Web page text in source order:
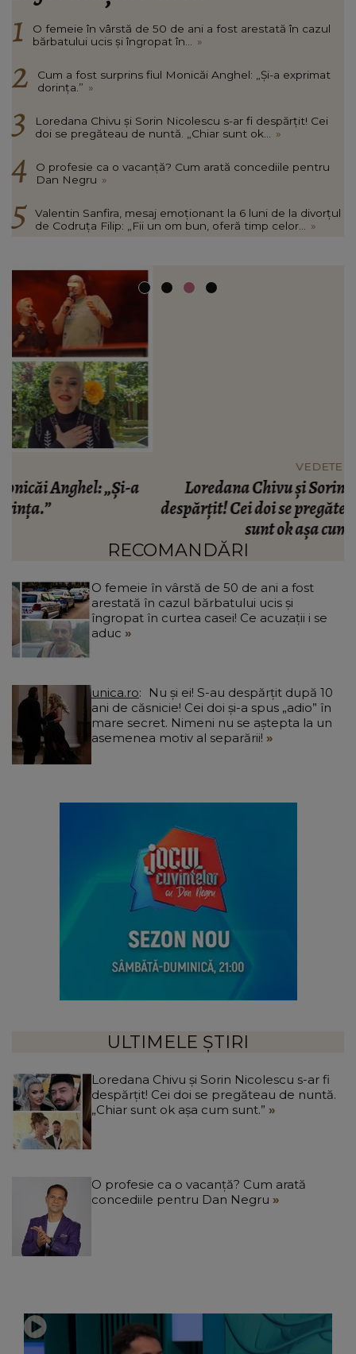
O femeie în vârstă de 50 de ani a fost arestată în cazul
bărbatului ucis și îngropat în... »
Cum a fost surprins fiul Monicăi Anghel: „Și-a exprimat
dorința.” »
Loredana Chivu și Sorin Nicolescu s-ar fi despărțit! Cei
doi se pregăteau de nuntă. „Chiar sunt ok... »
O profesie ca o vacanță? Cum arată concediile pentru
Dan Negru »
Valentin Sanfira, mesaj emoționant la 6 luni de la divorțul
de Codruța Filip: „Fii un om bun, oferă timp celor... »
Loredana Chivu și Sorin Nicolescu s-ar fi
despărțit! Cei doi se pregăteau de nuntă. „Chiar
sunt ok așa cum sunt.”
RECOMANDĂRI
O femeie în vârstă de 50 de ani a fost
arestată în cazul bărbatului ucis și
îngropat în curtea casei! Ce acuzații i se
aduc
unica.ro
ani de căsnicie! Cei doi și-a spus „adio” în
mare secret. Nimeni nu se aștepta la un
asemenea motiv al separării!
ULTIMELE ȘTIRI
Loredana Chivu și Sorin Nicolescu s-ar fi
despărțit! Cei doi se pregăteau de nuntă.
„Chiar sunt ok așa cum sunt.”
O profesie ca o vacanță? Cum arată
concediile pentru Dan Negru